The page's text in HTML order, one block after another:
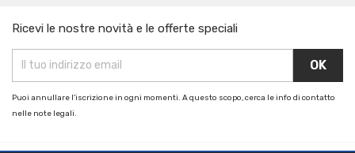
Ricevi le nostre novità e le offerte speciali
Puoi annullare l'iscrizione in ogni momenti. A questo scopo, cerca le info di contatto
nelle note legali.